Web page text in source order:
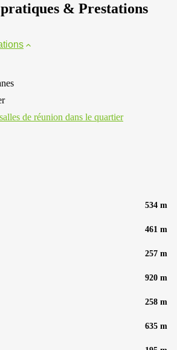
& Prestations
de réunion dans le quartier
534 m
461 m
257 m
920 m
258 m
635 m